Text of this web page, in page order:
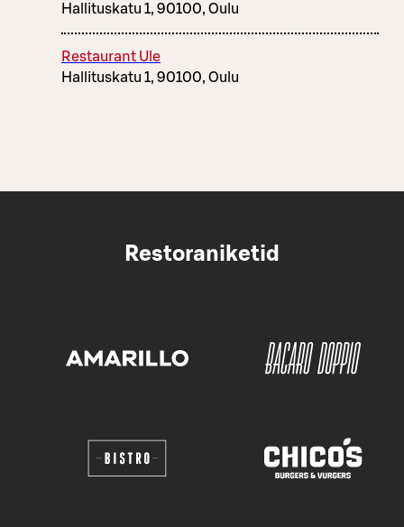
Hallituskatu 1, 90100, Oulu
Restaurant Ule
Hallituskatu 1, 90100, Oulu
Restoraniketid